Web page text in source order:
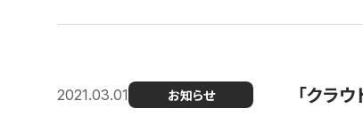
2021.03.01 お知らせ 「クラ